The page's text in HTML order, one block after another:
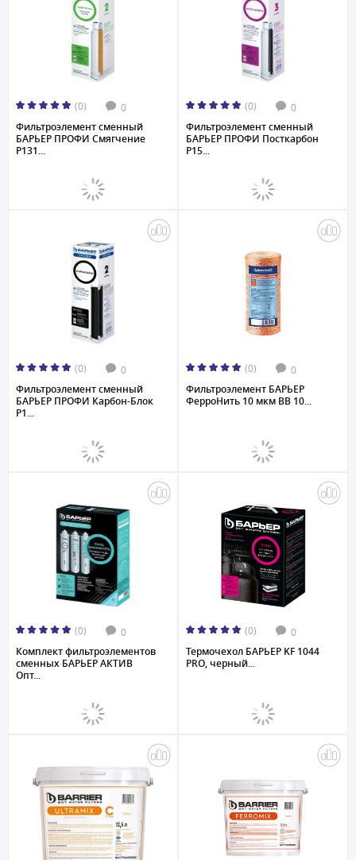
(0) 0
Фильтроэлемент сменный
БАРЬЕР ПРОФИ Смягчение
Р131...
(0) 0
Фильтроэлемент сменный
БАРЬЕР ПРОФИ Посткарбон
Р15...
(0) 0
Фильтроэлемент сменный
БАРЬЕР ПРОФИ Карбон-Блок
Р1...
(0) 0
Фильтроэлемент БАРЬЕР
ФерроНить 10 мкм BB 10...
(0) 0
Комплект фильтроэлементов
сменных БАРЬЕР АКТИВ
Опт...
(0) 0
Термочехол БАРЬЕР KF 1044
PRO, черный...